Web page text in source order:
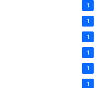
1
1
1
1
1
1